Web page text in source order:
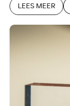
LEES MEER